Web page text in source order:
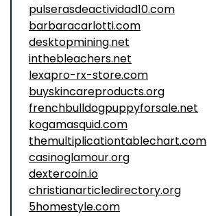
pulserasdeactividad10.com
barbaracarlotti.com
desktopmining.net
inthebleachers.net
lexapro-rx-store.com
buyskincareproducts.org
frenchbulldogpuppyforsale.net
kogamasquid.com
themultiplicationtablechart.com
casinoglamour.org
dextercoin.io
christianarticledirectory.org
5homestyle.com